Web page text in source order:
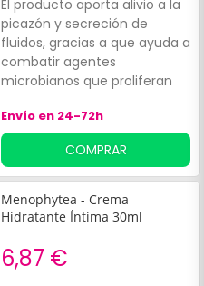
El producto aporta alivio a la
picazón y secreción de
fluidos, gracias a que ayuda a
combatir agentes
microbianos que proliferan
Envío en 24-72h
COMPRAR
Menophytea - Crema
Hidratante Íntima 30ml
6,87 €